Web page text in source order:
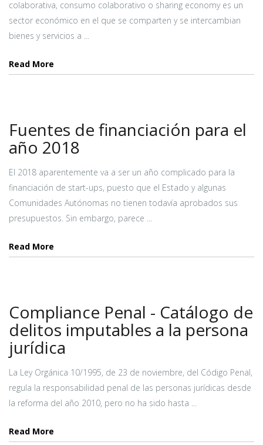
colaborativa, consumo colaborativo o sharing economy es un
sector económico en el que se comparten y se intercambian
bienes y servicios a ...
Read More
Fuentes de financiación para el
año 2018
El 2018 aparentemente va a ser un año complicado para la
financiación de start-ups, puesto que el Estado y algunas
Comunidades Autónomas no tienen todavía aprobados sus
presupuestos. Sin embargo, parece ...
Read More
Compliance Penal - Catálogo de
delitos imputables a la persona
jurídica
La Ley Orgánica 10/1995, de 23 de noviembre, del Código Penal,
regula la responsabilidad penal de las personas jurídicas desde
la reforma del año 2010, pero no ha sido hasta ...
Read More